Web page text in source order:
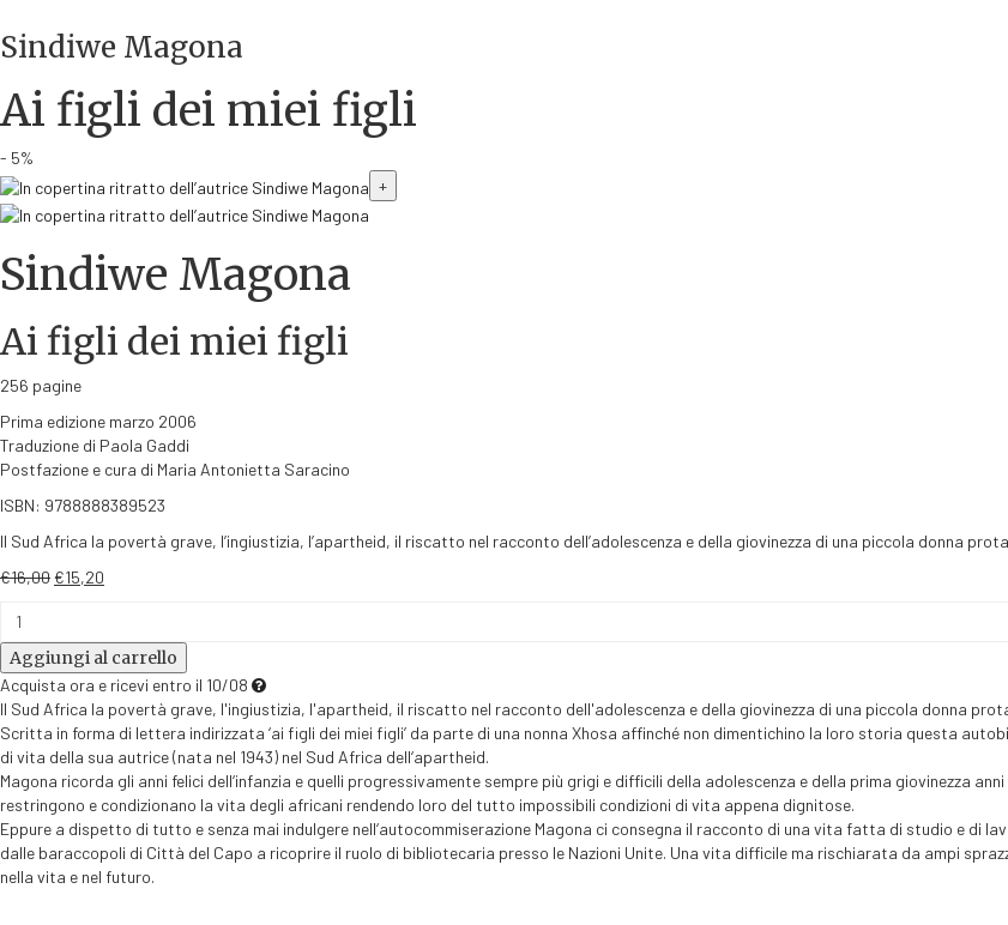
Sindiwe Magona
Ai figli dei miei figli
- 5%
+
Sindiwe Magona
Ai figli dei miei figli
256 pagine
Prima edizione marzo 2006
Traduzione di Paola Gaddi
Postfazione e cura di Maria Antonietta Saracino
ISBN: 9788888389523
Il Sud Africa la povertà grave, l’ingiustizia, l’apartheid, il riscatto nel racconto dell’adolescenza e della giovinezza di una piccola donna
€16,00Il
era:
€16,00.
€15,20
è:
€15,20.
dei
miei
figli
quantità
Aggiungi al carrello
Acquista ora e ricevi entro il 10/08
Il Sud Africa la povertà grave, l'ingiustizia, l'apartheid, il riscatto nel racconto dell'adolescenza e della giovinezza di una piccola donna
Scritta in forma di lettera indirizzata ‘ai figli dei miei figli’ da parte di una nonna Xhosa affinché non dimentichino la loro storia questa
di vita della sua autrice (nata nel 1943) nel Sud Africa dell‘apartheid.
Magona ricorda gli anni felici dell‘infanzia e quelli progressivamente sempre più grigi e difficili della adolescenza e della prima giovinezza
restringono e condizionano la vita degli africani rendendo loro del tutto impossibili condizioni di vita appena dignitose.
Eppure a dispetto di tutto e senza mai indulgere nell‘autocommiserazione Magona ci consegna il racconto di una vita fatta di studio e di
dalle baraccopoli di Città del Capo a ricoprire il ruolo di bibliotecaria presso le Nazioni Unite. Una vita difficile ma rischiarata da ampi
nella vita e nel futuro.